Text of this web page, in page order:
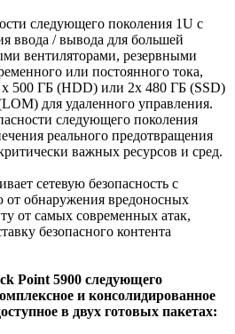
следующего поколения 1U с
ввода / вывода для большей
вентиляторами, резервными
или постоянного тока,
x 500 ГБ (HDD) или 2x 480 ГБ (SSD)
для удаленного управления.
следующего поколения
реального предотвращения
важных ресурсов и сред.
сетевую безопасность с
обнаружения вредоносных
от самых современных атак,
безопасного контента
Point 5900 следующего
и консолидированное
в двух готовых пакетах: